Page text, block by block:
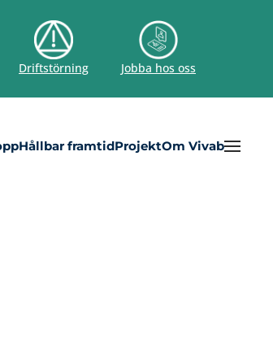
Driftstörning Jobba hos oss
Hållbar framtidProjektOm Vivab